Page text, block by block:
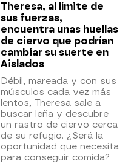
Theresa, al límite de
sus fuerzas,
encuentra unas huellas
de ciervo que podrían
cambiar su suerte en
Aislados
Débil, mareada y con sus
músculos cada vez más
lentos, Theresa sale a
buscar leña y descubre
un rastro de ciervo cerca
de su refugio. ¿Será la
oportunidad que necesita
para conseguir comida?